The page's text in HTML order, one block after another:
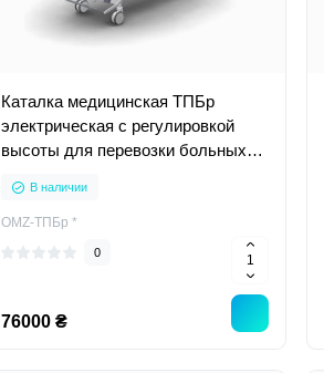
Каталка медицинская ТПБр
электрическая с регулировкой
высоты для перевозки больных
В наличии
OMZ-ТПБр *
0
76000 ₴